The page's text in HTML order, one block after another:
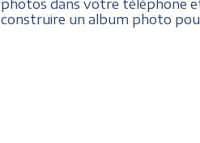
photos dans votre téléphone
construire un album photo